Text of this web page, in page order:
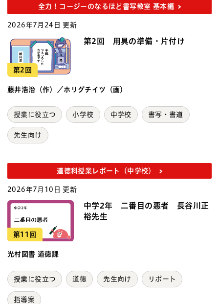
全力！コージーのなるほど書写教室 基本編
2026年7月24日 更新
第2回
第2回 用具の準備・片付け
藤井浩治（作）／ホリグチイツ（画）
授業に役立つ 小学校 中学校 書写・書道
先生向け
道徳科授業レポート（中学校）
2026年7月10日 更新
第11回
中学2年 二番目の悪者 長谷川正
裕先生
光村図書 道徳課
授業に役立つ 道徳 先生向け リポート
指導案